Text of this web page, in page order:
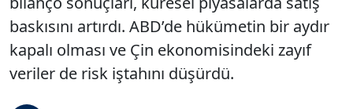
baskısını artırdı. ABD’de hükümetin bir aydır
kapalı olması ve Çin ekonomisindeki zayıf
veriler de risk iştahını düşürdü.